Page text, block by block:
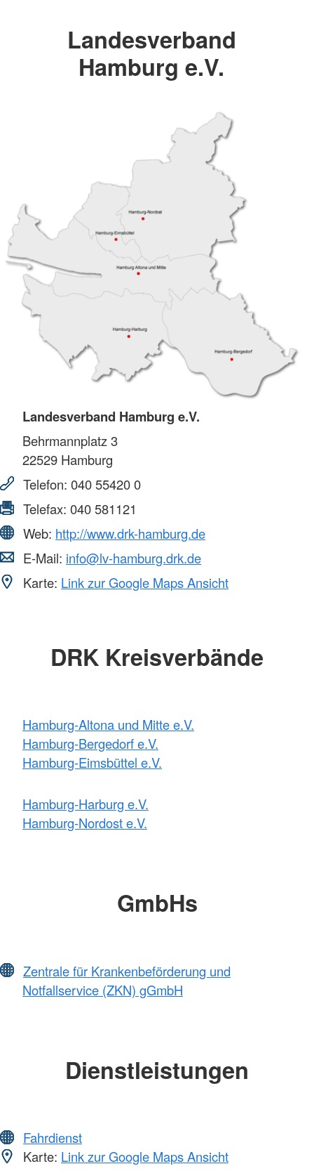
Landesverband
Hamburg e.V.
Landesverband Hamburg e.V.
Behrmannplatz 3
22529 Hamburg
Telefon: 040 55420 0
Telefax: 040 581121
Web: http://www.drk-hamburg.de
E-Mail: info@lv-hamburg.drk.de
Karte: Link zur Google Maps Ansicht
DRK Kreisverbände
Hamburg-Altona und Mitte e.V.
Hamburg-Bergedorf e.V.
Hamburg-Eimsbüttel e.V.
Hamburg-Harburg e.V.
Hamburg-Nordost e.V.
GmbHs
Zentrale für Krankenbeförderung und
Notfallservice (ZKN) gGmbH
Dienstleistungen
Fahrdienst
Karte: Link zur Google Maps Ansicht